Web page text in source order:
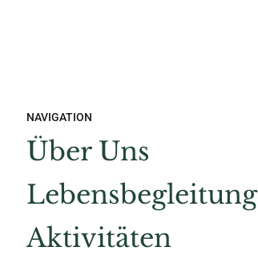
NAVIGATION
Über Uns
Lebensbegleitung
Aktivitäten